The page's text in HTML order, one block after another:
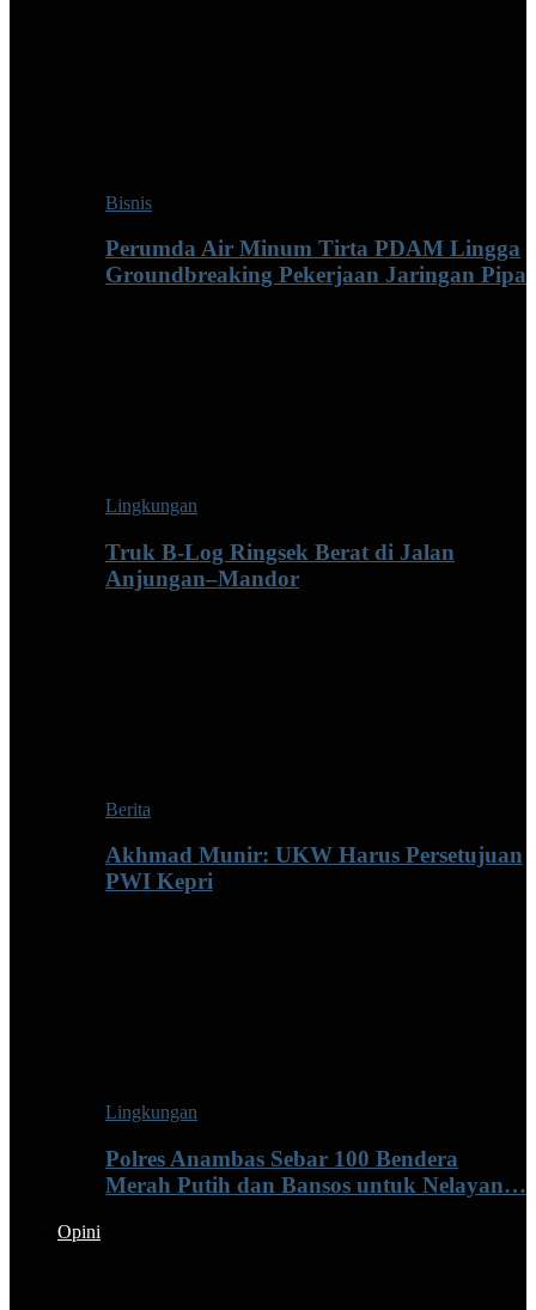
Bisnis
Perumda Air Minum Tirta PDAM Lingga
Groundbreaking Pekerjaan Jaringan Pipa
Lingkungan
Truk B-Log Ringsek Berat di Jalan
Anjungan–Mandor
Berita
Akhmad Munir: UKW Harus Persetujuan
PWI Kepri
Lingkungan
Polres Anambas Sebar 100 Bendera
Merah Putih dan Bansos untuk Nelayan…
Opini